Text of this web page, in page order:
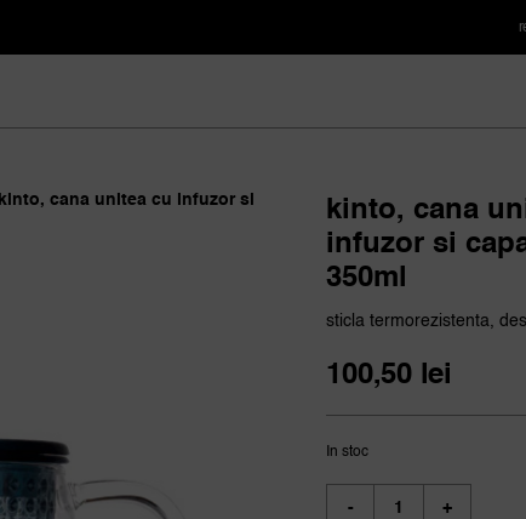
kinto, cana unitea cu infuzor si
kinto, cana
infuzor si
350ml
sticla termorezistenta,
100,50 lei
In stoc